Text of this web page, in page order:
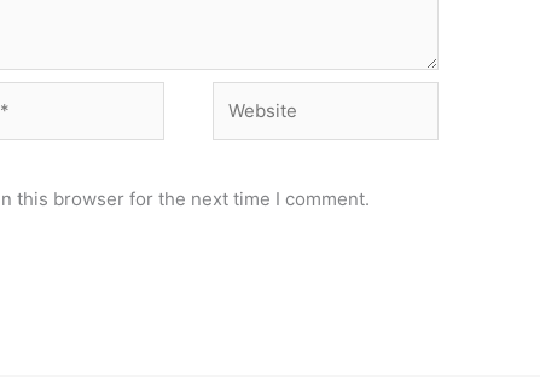
this browser for the next time I comment.